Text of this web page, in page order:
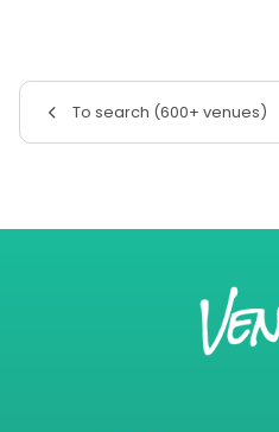
To search (600+ venues)